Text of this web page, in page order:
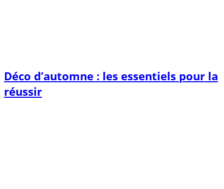
Déco d’automne : les essentiels pour la
réussir